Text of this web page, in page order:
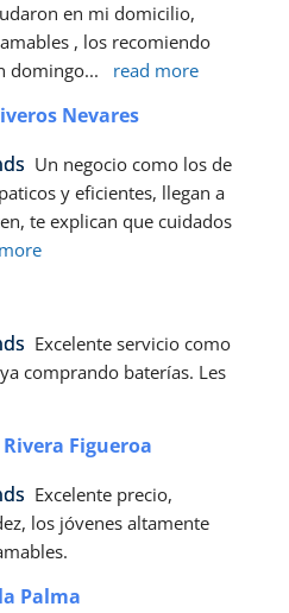
en mi domicilio,
, los recomiendo
domingo... read more
Nevares
Un negocio como los de
y eficientes, llegan a
te explican que cuidados
Excelente servicio como
comprando baterías. Les
Figueroa
Excelente precio,
los jóvenes altamente
Palma